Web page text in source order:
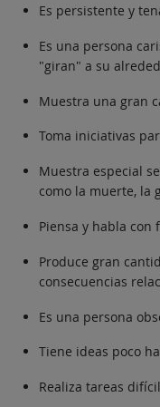
Es persistente y
Es una persona
"giran" a su
Muestra una gran
Toma iniciativas
Muestra especial
como la muerte, la
Piensa y habla con
Produce gran
consecuencias
Es una persona
Tiene ideas poco
Realiza tareas